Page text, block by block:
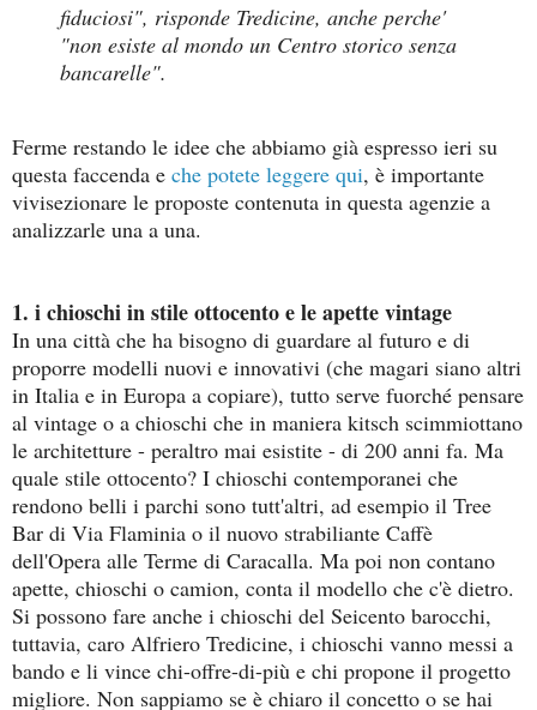
fiduciosi", risponde Tredicine, anche perche'
"non esiste al mondo un Centro storico senza
bancarelle".
Ferme restando le idee che abbiamo già espresso ieri su
questa faccenda e che potete leggere qui, è importante
vivisezionare le proposte contenuta in questa agenzie a
analizzarle una a una.
1. i chioschi in stile ottocento e le apette vintage
In una città che ha bisogno di guardare al futuro e di
proporre modelli nuovi e innovativi (che magari siano altri
in Italia e in Europa a copiare), tutto serve fuorché pensare
al vintage o a chioschi che in maniera kitsch scimmiottano
le architetture - peraltro mai esistite - di 200 anni fa. Ma
quale stile ottocento? I chioschi contemporanei che
rendono belli i parchi sono tutt'altri, ad esempio il Tree
Bar di Via Flaminia o il nuovo strabiliante Caffè
dell'Opera alle Terme di Caracalla. Ma poi non contano
apette, chioschi o camion, conta il modello che c'è dietro.
Si possono fare anche i chioschi del Seicento barocchi,
tuttavia, caro Alfriero Tredicine, i chioschi vanno messi a
bando e li vince chi-offre-di-più e chi propone il progetto
migliore. Non sappiamo se è chiaro il concetto o se hai